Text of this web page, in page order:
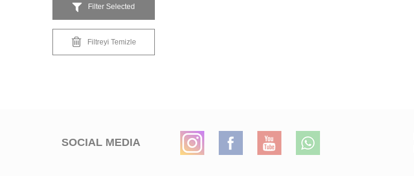
Filter Selected
Filtreyi Temizle
SOCIAL MEDIA